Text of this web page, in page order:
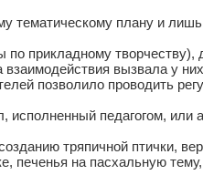
тематическому плану и
прикладному творчеству),
вызвала у
позволило проводить
педагогом, или
тряпичной птички,
печенья на пасхальную